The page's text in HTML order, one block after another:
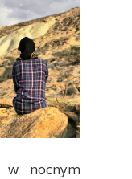
w nocnym